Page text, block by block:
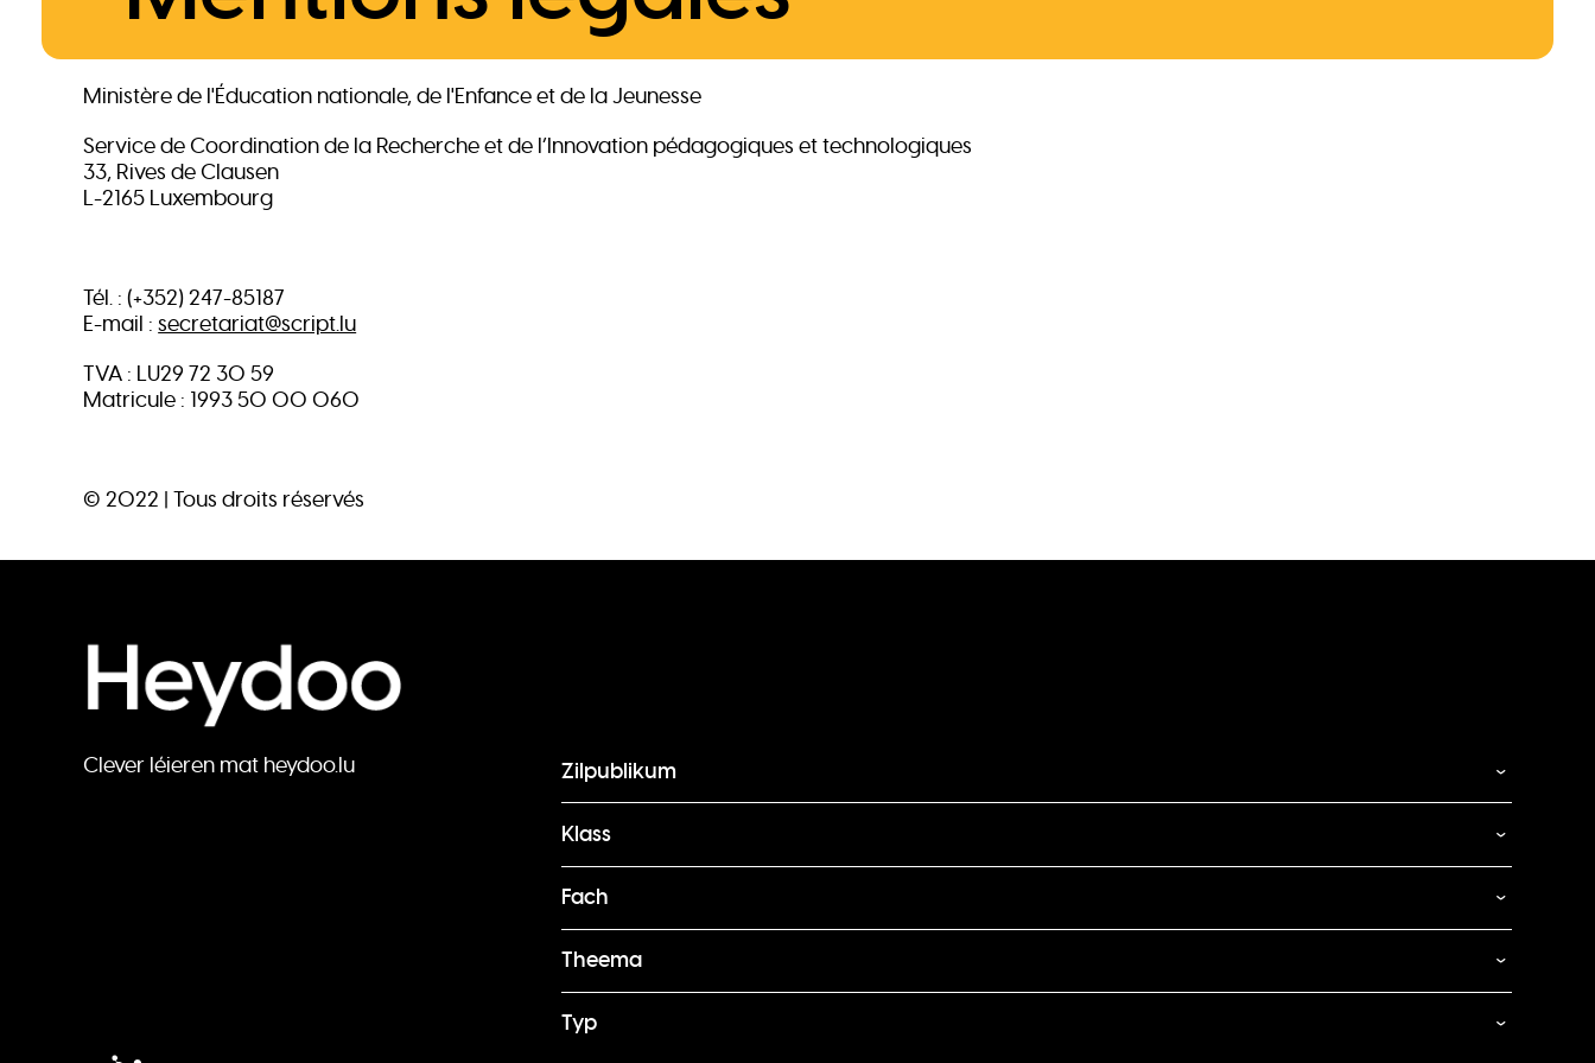
Ministère de l'Éducation nationale, de l'Enfance et de la Jeunesse
Service de Coordination de la Recherche et de l’Innovation pédagogiques et technologiques
33, Rives de Clausen
L-2165 Luxembourg
Tél. : (+352) 247-85187
E-mail :secretariat@script.lu
TVA : LU29 72 30 59
Matricule : 1993 50 00 060
© 2022 | Tous droits réservés
Clever léieren mat heydoo.lu Zilpublikum
Klass
Fach
Theema
Typ